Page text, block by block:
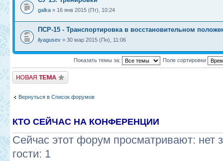
galka » 16 янв 2015 (Пт), 10:24
ПСР-15 - Транспортировка в восстановительном
ilyagusev » 30 мар 2015 (Пн), 11:06
Показать темы за: Поле сортировки
Новая тема
Вернуться в Список форумов
КТО СЕЙЧАС НА КОНФЕРЕНЦИИ
Сейчас этот форум просматривают: нет
гости: 1